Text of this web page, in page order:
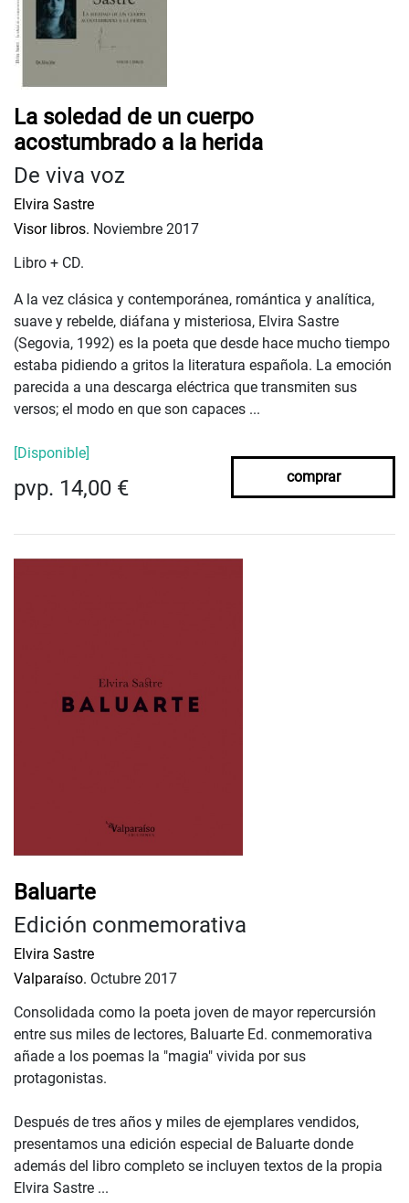
La soledad de un cuerpo
acostumbrado a la herida
De viva voz
Elvira Sastre
Visor libros. Noviembre 2017
Libro + CD.
A la vez clásica y contemporánea, romántica y analítica,
suave y rebelde, diáfana y misteriosa, Elvira Sastre
(Segovia, 1992) es la poeta que desde hace mucho tiempo
estaba pidiendo a gritos la literatura española. La emoción
parecida a una descarga eléctrica que transmiten sus
versos; el modo en que son capaces ...
[Disponible]
pvp. 14,00 € comprar
Baluarte
Edición conmemorativa
Elvira Sastre
Valparaíso. Octubre 2017
Consolidada como la poeta joven de mayor repercursión
entre sus miles de lectores, Baluarte Ed. conmemorativa
añade a los poemas la "magia" vivida por sus
protagonistas.
Después de tres años y miles de ejemplares vendidos,
presentamos una edición especial de Baluarte donde
además del libro completo se incluyen textos de la propia
Elvira Sastre ...